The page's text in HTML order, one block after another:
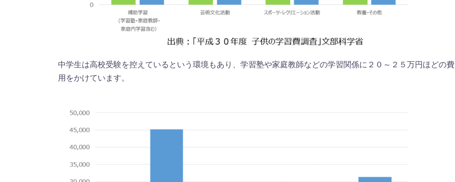
中学生は高校受験を控えているという環境もあり、学習塾や家庭教師などの学習関係に２０～２５万円ほどの費
用をかけています。